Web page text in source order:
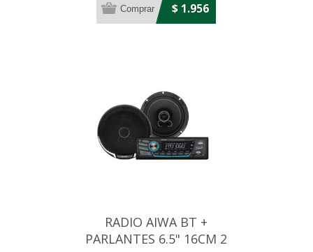
$ 1.956
RADIO AIWA BT +
PARLANTES 6.5" 16CM 2